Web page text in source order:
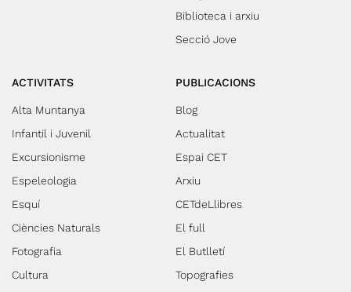
Biblioteca i arxiu
Secció Jove
ACTIVITATS
Alta Muntanya
Infantil i Juvenil
Excursionisme
Espeleologia
Esquí
Ciències Naturals
Fotografia
Cultura
PUBLICACIONS
Blog
Actualitat
Espai CET
Arxiu
CETdeLlibres
El full
El Butlletí
Topografies